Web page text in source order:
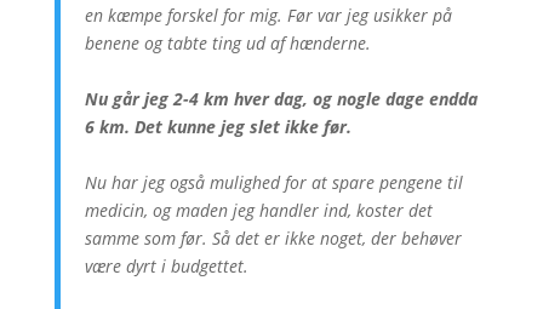
en kæmpe forskel for mig. Før var jeg usikker på
benene og tabte ting ud af hænderne.
Nu går jeg 2-4 km hver dag, og nogle dage endda
6 km. Det kunne jeg slet ikke før.
Nu har jeg også mulighed for at spare pengene til
medicin, og maden jeg handler ind, koster det
samme som før. Så det er ikke noget, der behøver
være dyrt i budgettet.